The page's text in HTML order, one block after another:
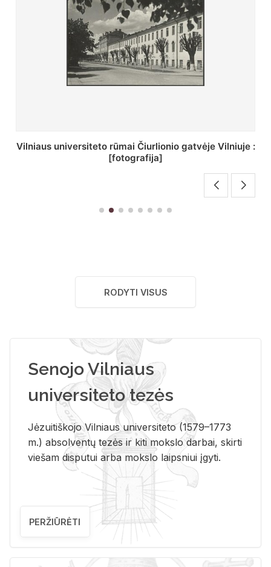
St. Batoro universiteto J. Pilsudskio kolegija :
[fotografija]
RODYTI VISUS
Senojo Vilniaus
universiteto tezės
Jėzuitiškojo Vilniaus universiteto (1579–1773
m.) absolventų tezės ir kiti mokslo darbai, skirti
viešam disputui arba mokslo laipsniui įgyti.
PERŽIŪRĖTI